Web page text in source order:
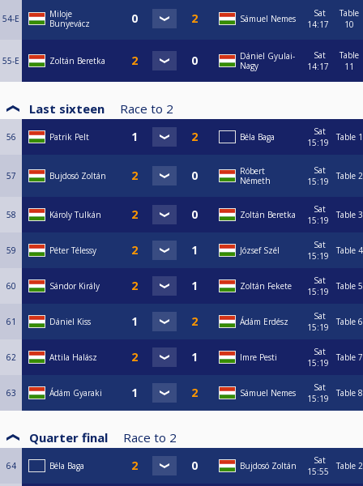
54-E
Miloje
Bunyevácz
Sámuel Nemes
Sat
14:17
Table
10
55-E Zoltán Beretka
Dániel Gyulai-
Nagy
Sat
14:17
Table
11
Last sixteen Race to 2
56 Patrik Pelt Béla Baga
Sat
15:19
Table 1
57 Bujdosó Zoltán
Róbert
Németh
Sat
15:19
Table 2
58 Károly Tulkán Zoltán Beretka
Sat
15:19
Table 3
59 Péter Télessy József Szél
Sat
15:19
Table 4
60 Sándor Király Zoltán Fekete
Sat
15:19
Table 5
61 Dániel Kiss Ádám Erdész
Sat
15:19
Table 6
62 Attila Halász Imre Pesti
Sat
15:19
Table 7
63 Ádám Gyaraki Sámuel Nemes
Sat
15:19
Table 8
Quarter final Race to 2
64 Béla Baga Bujdosó Zoltán
Sat
15:55
Table 2